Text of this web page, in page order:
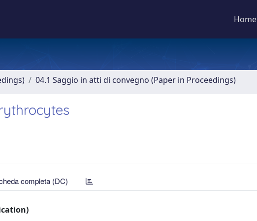
Home
04.1 Saggio in atti di convegno (Paper in Proceedings)
completa (DC)